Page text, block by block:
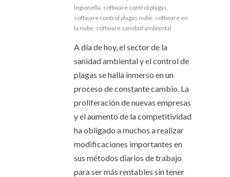
legionella software control plagas
software control plagas nube software en
la nube software sanidad ambiental
A día de hoy, el sector de la
sanidad ambiental y el control de
plagas se halla inmerso en un
proceso de constante cambio. La
proliferación de nuevas empresas
y el aumento de la competitividad
ha obligado a muchos a realizar
modificaciones importantes en
sus métodos diarios de trabajo
para ser más rentables sin tener